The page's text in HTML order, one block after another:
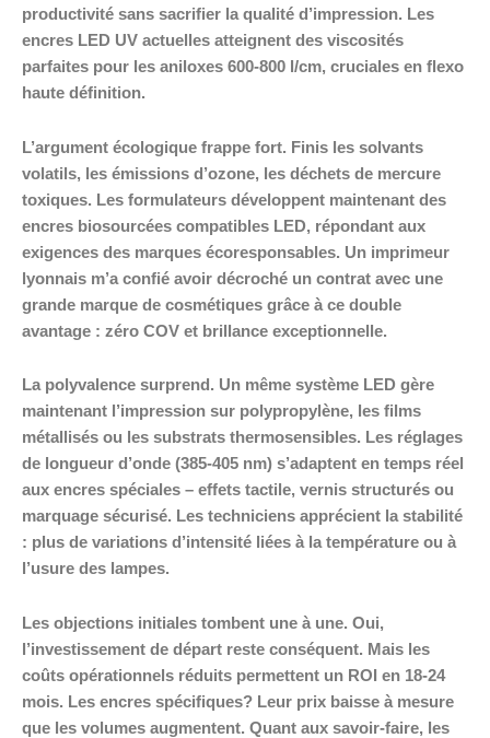
productivité sans sacrifier la qualité d’impression. Les
encres LED UV actuelles atteignent des viscosités
parfaites pour les aniloxes 600-800 l/cm, cruciales en flexo
haute définition.
L’argument écologique frappe fort. Finis les solvants
volatils, les émissions d’ozone, les déchets de mercure
toxiques. Les formulateurs développent maintenant des
encres biosourcées compatibles LED, répondant aux
exigences des marques écoresponsables. Un imprimeur
lyonnais m’a confié avoir décroché un contrat avec une
grande marque de cosmétiques grâce à ce double
avantage : zéro COV et brillance exceptionnelle.
La polyvalence surprend. Un même système LED gère
maintenant l’impression sur polypropylène, les films
métallisés ou les substrats thermosensibles. Les réglages
de longueur d’onde (385-405 nm) s’adaptent en temps réel
aux encres spéciales – effets tactile, vernis structurés ou
marquage sécurisé. Les techniciens apprécient la stabilité
: plus de variations d’intensité liées à la température ou à
l’usure des lampes.
Les objections initiales tombent une à une. Oui,
l’investissement de départ reste conséquent. Mais les
coûts opérationnels réduits permettent un ROI en 18-24
mois. Les encres spécifiques? Leur prix baisse à mesure
que les volumes augmentent. Quant aux savoir-faire, les